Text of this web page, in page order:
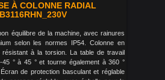
À COLONNE RADIAL
équilibre de la machine, avec rainures
selon les normes IP54. Colonne en
résistant à la torsion. La table de travail
° à 45 ° et tourne également à 360 °
de protection basculant et réglable